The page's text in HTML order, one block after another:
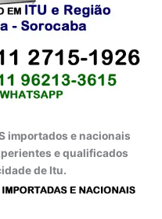
importados e nacionais
e qualificados
de Itu.